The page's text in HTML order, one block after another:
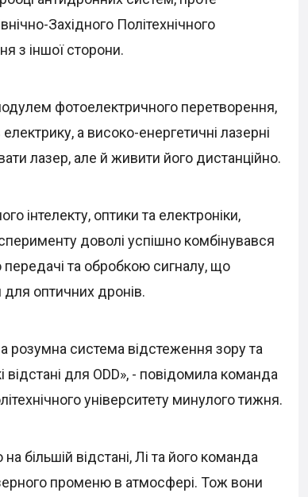
Західного Політехнічного
з іншої сторони.
фотоелектричного перетворення,
а високо-енергетичні лазерні
лазер, але й живити його дистанційно.
інтелекту, оптики та електроніки,
доволі успішно комбінувався
та обробкою сигналу, що
для оптичних дронів.
розумна система відстеження зору та
для ODD», - повідомила команда
університету минулого тижня.
відстані, Лі та його команда
променю в атмосфері. Тож вони